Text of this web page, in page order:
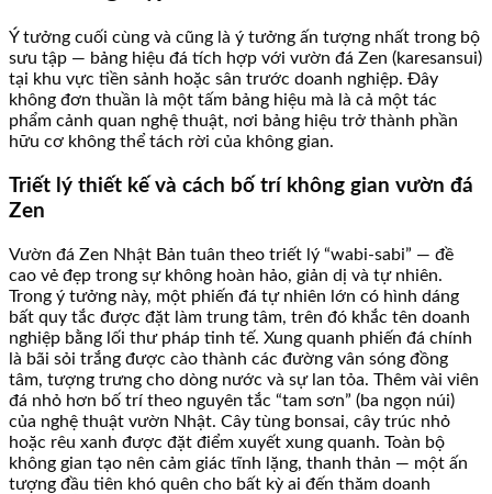
Ý tưởng cuối cùng và cũng là ý tưởng ấn tượng nhất trong bộ
sưu tập — bảng hiệu đá tích hợp với vườn đá Zen (karesansui)
tại khu vực tiền sảnh hoặc sân trước doanh nghiệp. Đây
không đơn thuần là một tấm bảng hiệu mà là cả một tác
phẩm cảnh quan nghệ thuật, nơi bảng hiệu trở thành phần
hữu cơ không thể tách rời của không gian.
Triết lý thiết kế và cách bố trí không gian vườn đá
Zen
Vườn đá Zen Nhật Bản tuân theo triết lý “wabi-sabi” — đề
cao vẻ đẹp trong sự không hoàn hảo, giản dị và tự nhiên.
Trong ý tưởng này, một phiến đá tự nhiên lớn có hình dáng
bất quy tắc được đặt làm trung tâm, trên đó khắc tên doanh
nghiệp bằng lối thư pháp tinh tế. Xung quanh phiến đá chính
là bãi sỏi trắng được cào thành các đường vân sóng đồng
tâm, tượng trưng cho dòng nước và sự lan tỏa. Thêm vài viên
đá nhỏ hơn bố trí theo nguyên tắc “tam sơn” (ba ngọn núi)
của nghệ thuật vườn Nhật. Cây tùng bonsai, cây trúc nhỏ
hoặc rêu xanh được đặt điểm xuyết xung quanh. Toàn bộ
không gian tạo nên cảm giác tĩnh lặng, thanh thản — một ấn
tượng đầu tiên khó quên cho bất kỳ ai đến thăm doanh